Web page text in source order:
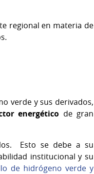
regional en materia de
verde y sus derivados,
energético de gran
Esto se debe a su
institucional y su
de hidrógeno verde y